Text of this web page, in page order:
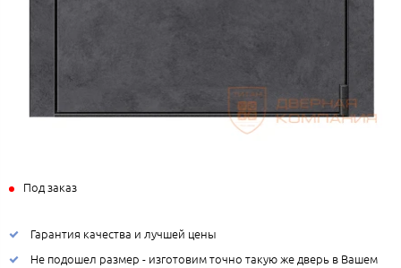
Под заказ
Гарантия качества и лучшей цены
Не подошел размер - изготовим точно такую же дверь в Вашем